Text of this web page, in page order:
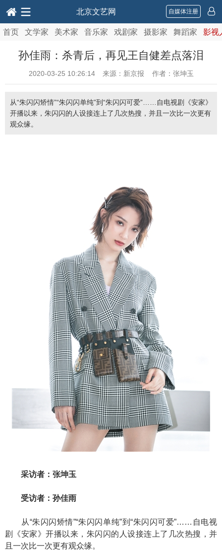
北京文艺网 自媒体注册
首页 文学家 美术家 音乐家 戏剧家 摄影家 舞蹈家 影视
孙佳雨：杀青后，再见王自健差点落泪
2020-03-25 10:26:14 来源：新京报 作者：张坤玉
从“朱闪闪矫情”“朱闪闪单纯”到“朱闪闪可爱”……自电视剧《安家》
开播以来，朱闪闪的人设接连上了几次热搜，并且一次比一次更有
观众缘。
采访者：张坤玉
受访者：孙佳雨
从“朱闪闪矫情”“朱闪闪单纯”到“朱闪闪可爱”……自电视
剧《安家》开播以来，朱闪闪的人设接连上了几次热搜，并
且一次比一次更有观众缘。